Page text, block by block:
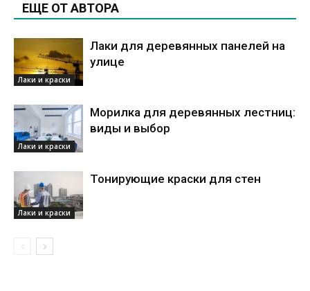
ЕЩЕ ОТ АВТОРА
Лаки и краски
Лаки для деревянных панелей на
улице
Лаки и краски
Морилка для деревянных лестниц:
виды и выбор
Лаки и краски
Тонирующие краски для стен